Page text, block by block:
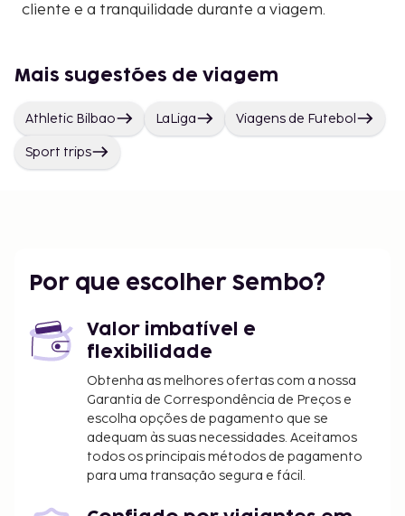
cliente e a tranquilidade durante a viagem.
Mais sugestões de viagem
Athletic Bilbao LaLiga Viagens de Futebol
Sport trips
Por que escolher Sembo?
Valor imbatível e
flexibilidade
Obtenha as melhores ofertas com a nossa
Garantia de Correspondência de Preços e
escolha opções de pagamento que se
adequam às suas necessidades. Aceitamos
todos os principais métodos de pagamento
para uma transação segura e fácil.